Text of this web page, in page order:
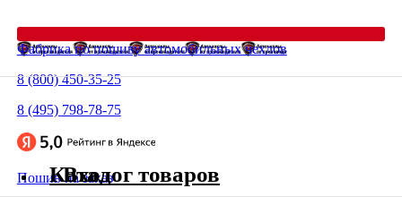
Фабрика по пошиву автомобильных чехлов
8 (800) 450-35-25
8 (495) 798-78-75
Пошив на заказ
Каталог товаров
Вход